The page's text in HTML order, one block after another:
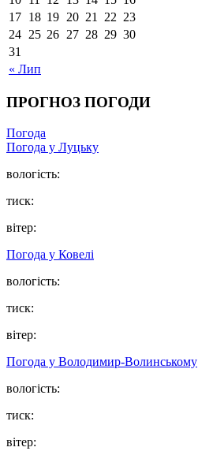
« Лип
17 18 19 20 21 22 23
24 25 26 27 28 29 30
31
ПРОГНОЗ ПОГОДИ
Погода
Погода у Луцьку
вологість:
тиск:
вітер:
Погода у Ковелі
вологість:
тиск:
вітер:
Погода у Володимир-Волинському
вологість:
тиск:
вітер: